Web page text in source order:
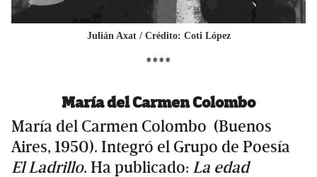
Julián Axat/ Crédito: Coti López
****
María del Carmen Colombo
María del Carmen Colombo (Buenos
Aires, 1950). Integró el Grupo de Poesía
El Ladrillo. Ha publicado: La edad